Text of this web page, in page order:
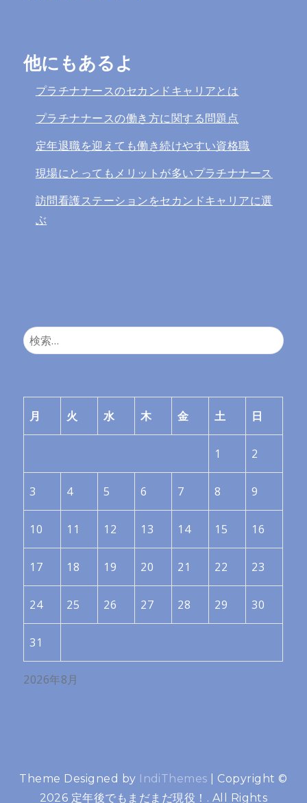
他にもあるよ
プラチナナースのセカンドキャリアとは
プラチナナースの働き方に関する問題点
定年退職を迎えても働き続けやすい資格職
現場にとってもメリットが多いプラチナナース
訪問看護ステーションをセカンドキャリアに選
ぶ
検
索:
2026年8月
月 火 水 木 金 土 日
1 2
3 4 5 6 7 8 9
10 11 12 13 14 15 16
17 18 19 20 21 22 23
24 25 26 27 28 29 30
31
Theme Designed by IndiThemes
Copyright ©
2026 定年後でもまだまだ現役！. All Rights